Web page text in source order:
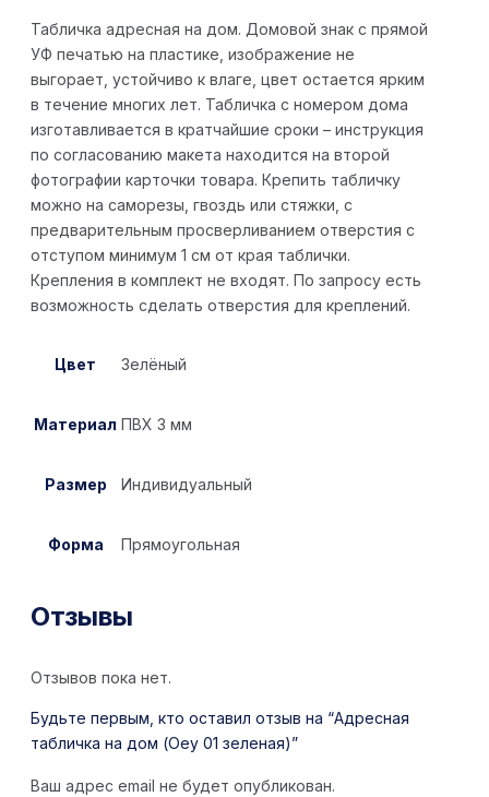
Табличка адресная на дом. Домовой знак с прямой
УФ печатью на пластике, изображение не
выгорает, устойчиво к влаге, цвет остается ярким
в течение многих лет. Табличка с номером дома
изготавливается в кратчайшие сроки – инструкция
по согласованию макета находится на второй
фотографии карточки товара. Крепить табличку
можно на саморезы, гвоздь или стяжки, с
предварительным просверливанием отверстия с
отступом минимум 1 см от края таблички.
Крепления в комплект не входят. По запросу есть
возможность сделать отверстия для креплений.
Цвет Зелёный
Материал ПВХ 3 мм
Размер Индивидуальный
Форма Прямоугольная
Отзывы
Отзывов пока нет.
Будьте первым, кто оставил отзыв на “Адресная
табличка на дом (Oey 01 зеленая)”
Ваш адрес email не будет опубликован.